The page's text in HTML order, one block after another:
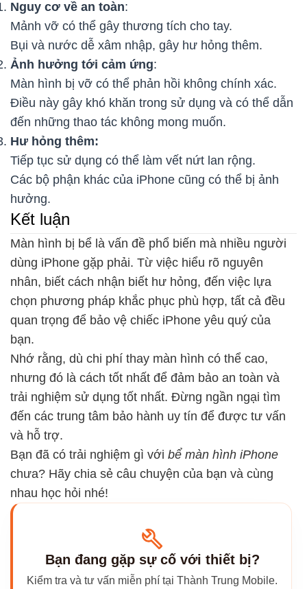
Nguy cơ về an toàn:
Mảnh vỡ có thể gây thương tích cho tay.
Bụi và nước dễ xâm nhập, gây hư hỏng thêm.
Ảnh hưởng tới cảm ứng:
Màn hình bị vỡ có thể phản hồi không chính xác.
Điều này gây khó khăn trong sử dụng và có thể dẫn
đến những thao tác không mong muốn.
Hư hỏng thêm:
Tiếp tục sử dụng có thể làm vết nứt lan rộng.
Các bộ phận khác của iPhone cũng có thể bị ảnh
hưởng.
Kết luận
Màn hình bị bể là vấn đề phổ biến mà nhiều người
dùng iPhone gặp phải. Từ việc hiểu rõ nguyên
nhân, biết cách nhận biết hư hỏng, đến việc lựa
chọn phương pháp khắc phục phù hợp, tất cả đều
quan trọng để bảo vệ chiếc iPhone yêu quý của
bạn.
Nhớ rằng, dù chi phí thay màn hình có thể cao,
nhưng đó là cách tốt nhất để đảm bảo an toàn và
trải nghiệm sử dụng tốt nhất. Đừng ngần ngại tìm
đến các trung tâm bảo hành uy tín để được tư vấn
và hỗ trợ.
Bạn đã có trải nghiệm gì với bể màn hình iPhone
chưa? Hãy chia sẻ câu chuyện của bạn và cùng
nhau học hỏi nhé!
Bạn đang gặp sự cố với thiết bị?
Kiểm tra và tư vấn miễn phí tại Thành Trung Mobile.